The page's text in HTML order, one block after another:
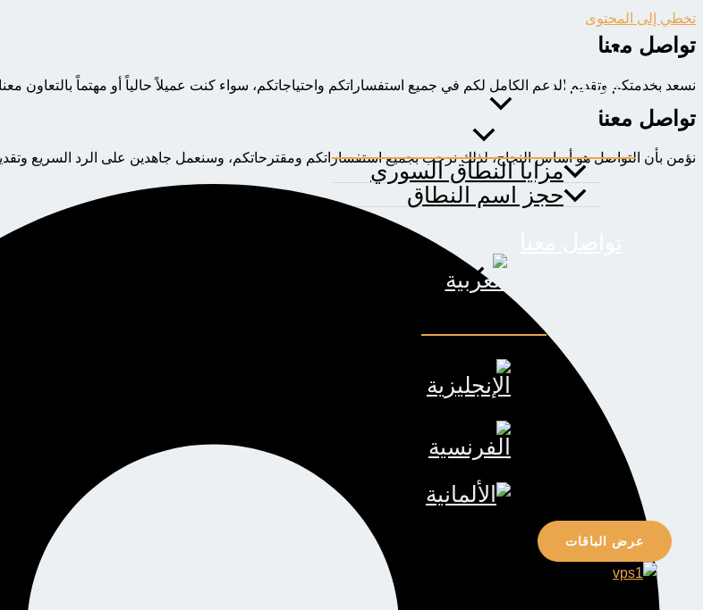
تخطي إلى المحتوى
الرئيسية
من نحن
اسم النطاق
مزايا النطاق السوري
حجز اسم النطاق
عرض الباقات
تواصل معنا
نسعد بخدمتكم وتقديم الدعم الكامل لكم في جميع استفساراتكم واحتياجاتكم، سواء كنت عميلاً حالياً أو مهتماً بالتعاون
تواصل معنا
نؤمن بأن التواصل هو أساس النجاح، لذلك نرحب بجميع استفساراتكم ومقترحاتكم، وسنعمل جاهدين على الرد السريع